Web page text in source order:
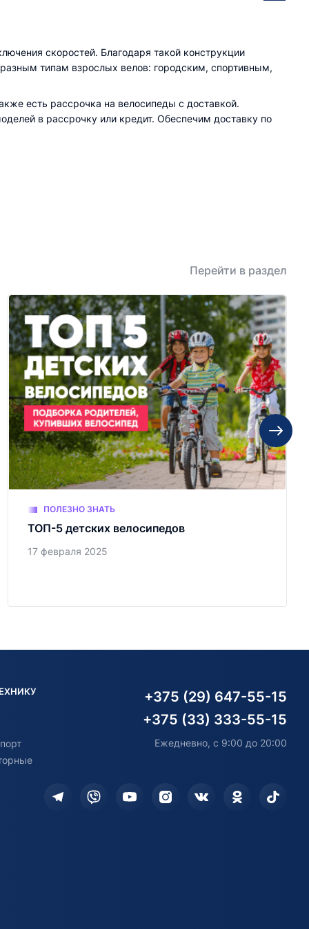
скоростей. Благодаря такой конструкции
типам взрослых велов: городским, спортивным,
есть рассрочка на велосипеды с доставкой.
в рассрочку или кредит. Обеспечим доставку по
Перейти в раздел
ПОЛЕЗНО ЗНАТЬ
ТОП-5 детских велосипедов
17 февраля 2025
+375 (29) 647-55-15
+375 (33) 333-55-15
Ежедневно, с 9:00 до 20:00